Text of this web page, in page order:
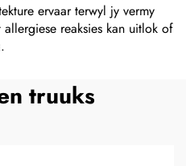
ervaar terwyl jy vermy
reaksies kan uitlok of
truuks